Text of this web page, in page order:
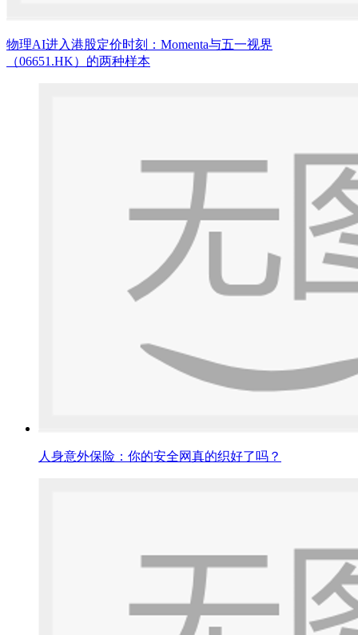
物理AI进入港股定价时刻：Momenta与五一视界
（06651.HK）的两种样本
人身意外保险：你的安全网真的织好了吗？